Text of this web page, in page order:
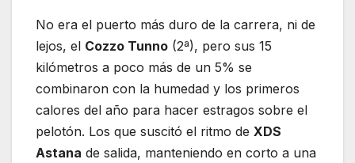
No era el puerto más duro de la carrera, ni de
lejos, el Cozzo Tunno (2ª), pero sus 15
kilómetros a poco más de un 5% se
combinaron con la humedad y los primeros
calores del año para hacer estragos sobre el
pelotón. Los que suscitó el ritmo de XDS
Astana de salida, manteniendo en corto a una